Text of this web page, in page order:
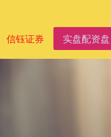
信钰证券 实盘配资盘